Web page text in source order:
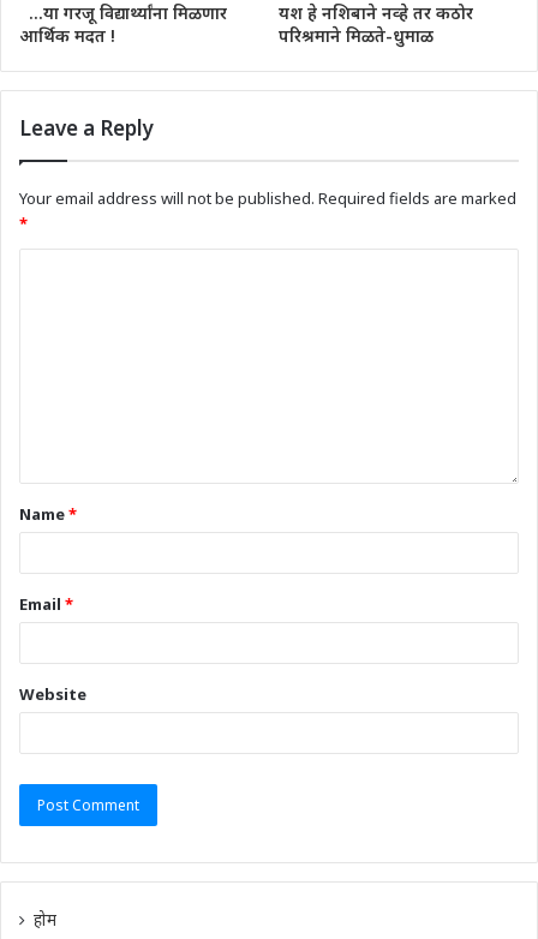
…या गरजू विद्यार्थ्यांना मिळणार
आर्थिक मदत !
यश हे नशिबाने नव्हे तर कठोर
परिश्रमाने मिळते-धुमाळ
Leave a Reply
Your email address will not be published. Required fields are marked
*
Name*
Email *
Website
होम